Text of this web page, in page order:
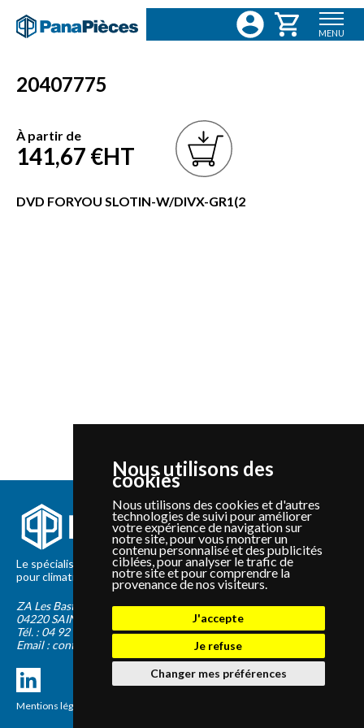
Nous utilisons des
cookies
Nous utilisons des cookies et d'autres
technologies de suivi pour améliorer
votre expérience de navigation sur
notre site, pour vous montrer un
contenu personnalisé et des publicités
ciblées, pour analyser le trafic de
notre site et pour comprendre la
provenance de nos visiteurs.
J'accepte
Je refuse
Changer mes préférences
MENU
20407775
À partir de
141,67 €HT
DVD FORYOU SLOTIN-W/DIVX-GR1(2
Le spécialiste depuis 2012 de la vente de pièces détachées
pour climatisation et Pompe à Chaleur Panasonic et Sanyo
ZA Les Bastides Blanches
04220 SAINTE-TULLE
Tél. : 04 92 75 89 55
Email : contact@panapieces.com
Mentions légales